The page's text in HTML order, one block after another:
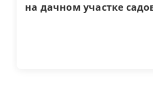
на дачном участке